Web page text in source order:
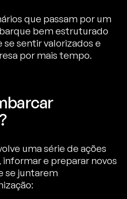
que passam por um
bem estruturado
sentir valorizados e
por mais tempo.
uma série de ações
informar e preparar novos
se juntarem